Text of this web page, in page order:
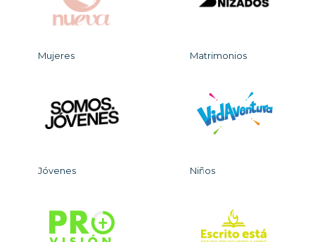
Mujeres Matrimonios
Jóvenes Niños